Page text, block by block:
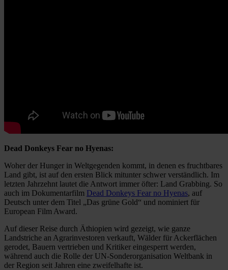
Dead Donkeys Fear no Hyenas:
Woher der Hunger in Weltgegenden kommt, in denen es fruchtbares
Land gibt, ist auf den ersten Blick mitunter schwer verständlich. Im
letzten Jahrzehnt lautet die Antwort immer öfter: Land Grabbing. So
auch im Dokumentarfilm Dead Donkeys Fear no Hyenas, auf
Deutsch unter dem Titel „Das grüne Gold“ und nominiert für
European Film Award.
Auf dieser Reise durch Äthiopien wird gezeigt, wie ganze
Landstriche an Agrarinvestoren verkauft, Wälder für Ackerflächen
gerodet, Bauern vertrieben und Kritiker eingesperrt werden,
während auch die Rolle der UN-Sonderorganisation Weltbank in
der Region seit Jahren eine zweifelhafte ist.